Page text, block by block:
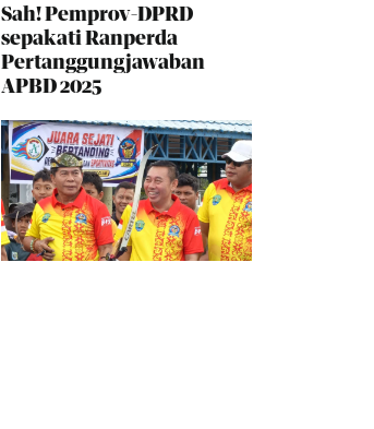
Sah! Pemprov-DPRD
sepakati Ranperda
Pertanggungjawaban
APBD 2025